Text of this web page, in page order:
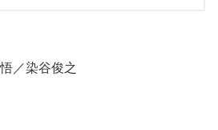
／染谷俊之